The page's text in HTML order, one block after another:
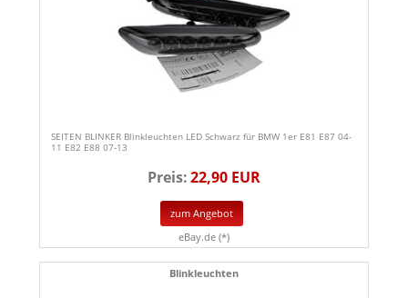
SEITEN BLINKER Blinkleuchten LED Schwarz für BMW 1er E81 E87 04-
11 E82 E88 07-13
Preis:22,90 EUR
zum Angebot
eBay.de (*)
Blinkleuchten